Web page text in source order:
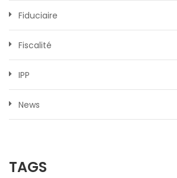
Fiduciaire
Fiscalité
IPP
News
TAGS